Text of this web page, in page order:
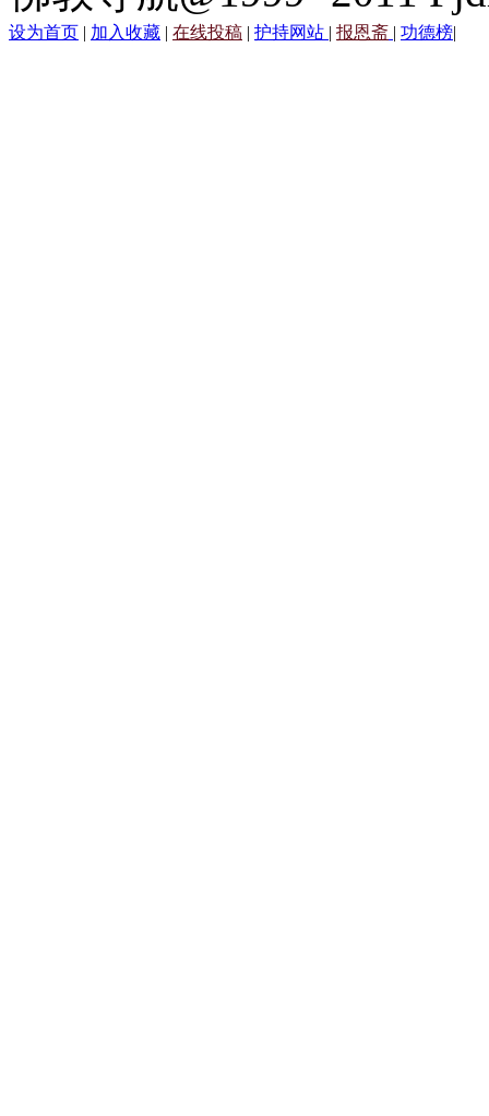
设为首页 | 加入收藏 | 在线投稿 | 护持网站 | 报恩斋 | 功德榜|